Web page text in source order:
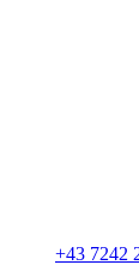
+43 7242